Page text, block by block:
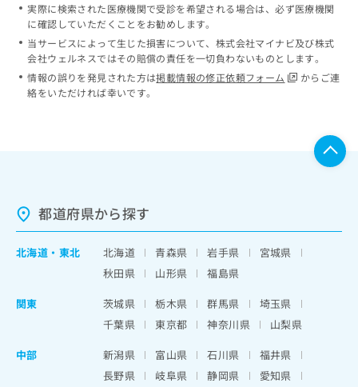
実際に検索された医療機関で受診を希望される場合は、必ず医療機関
に確認していただくことをお勧めします。
当サービスによって生じた損害について、株式会社マイナビ及び株式
会社ウェルネスではその賠償の責任を一切負わないものとします。
情報の誤りを発見された方は掲載情報の修正依頼フォーム
からご連
絡をいただければ幸いです。
都道府県から探す
北海道 ・ 東北 北海道 青森県 岩手県
宮城県
秋田県
山形県
福島県
関東
茨城県 栃木県 群馬県
埼玉県
千葉県
東京都 神奈川県
山梨県
中部
新潟県 富山県 石川県
福井県
長野県
岐阜県 静岡県
愛知県